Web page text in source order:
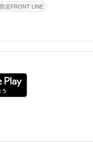
防災FRONT LINE